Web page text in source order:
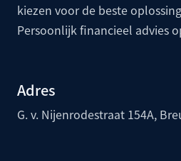
kiezen voor de beste
Persoonlijk financieel advies
Adres
G. v. Nijenrodestraat 154A,